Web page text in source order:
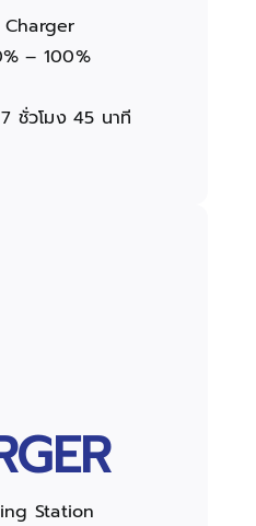
– 100%
ชั่วโมง 45 นาที
Station